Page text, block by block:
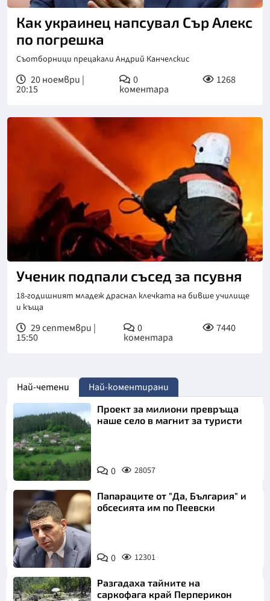
Как украинец напсувал Сър Алекс
по погрешка
Съотборници прецакали Андрий Канчелскис
20 ноември |
20:15
0
коментара
1268
Ученик подпали съсед за псувня
18-годишният младеж драснал клечката на бивше училище
и къща
29 септември |
15:50
0
коментара
7440
Най-четени Най-коментирани
Проект за милиони превръща
наше село в магнит за туристи
0 28057
Папараците от "Да, България" и
обсесията им по Пеевски
0 12301
Разгадаха тайните на
саркофага край Перперикон